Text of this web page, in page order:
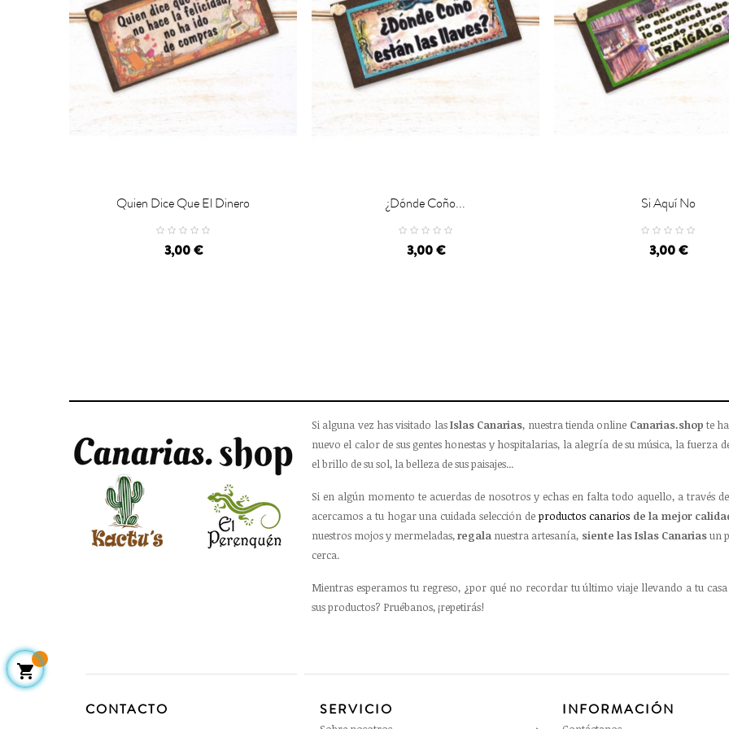
CARRO
Quien Dice Que El Dinero
3,00 €
CARRO¿Dónde Coño...
3,00 €
Si Aquí No
3,00 €
Si alguna vez has visitado lasIslas Canarias, nuestra tienda online Canarias.shop te
nuevo el calor de sus gentes honestas y hospitalarias, la alegría de su música, la fuerza
el brillo de su sol, la belleza de sus paisajes...
Si en algún momento te acuerdas de nosotros y echas en falta todo aquello, a través
acercamos a tu hogar una cuidada selección de productos canariosde la mejor
nuestros mojos y mermeladas,regala nuestra artesanía, siente las Islas Canariasun
cerca.
Mientras esperamos tu regreso, ¿por qué no recordar tu último viaje llevando a tu
sus productos? Pruébanos, ¡repetirás!
CONTACTO SERVICIO INFORMACIÓN
